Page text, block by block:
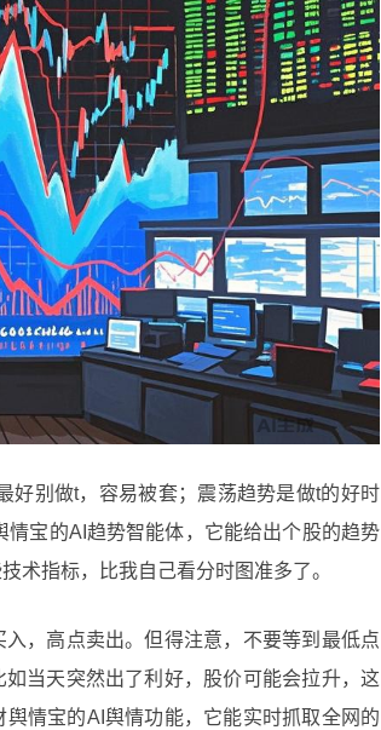
好别做t，容易被套；震荡趋势是做t的好时
宝的AI趋势智能体，它能给出个股的趋势
术指标，比我自己看分时图准多了。
，高点卖出。但得注意，不要等到最低点
当天突然出了利好，股价可能会拉升，这
情宝的AI舆情功能，它能实时抓取全网的